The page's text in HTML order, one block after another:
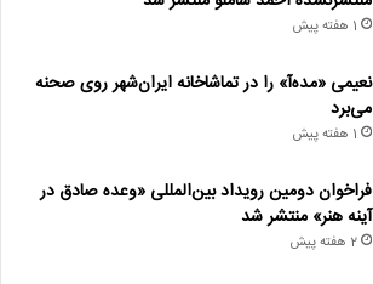
1 هفته پیش
نعیمی «مده‌آ» را در تماشاخانه ایران‌شهر روی صحنه
می‌برد
1 هفته پیش
فراخوان دومین رویداد بین‌المللی «وعده صادق در
آینه هنر» منتشر شد
2 هفته پیش